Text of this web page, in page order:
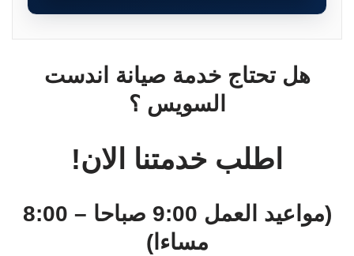
هل تحتاج خدمة صيانة اندست
السويس ؟
اطلب خدمتنا الان!
(مواعيد العمل 9:00 صباحا – 8:00
مساءا)